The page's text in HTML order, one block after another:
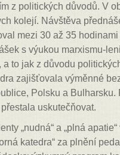
z politických důvodů. V
kolejí. Návštěva
mezi 30 až 35
s výukou marxismu-
to jak z důvodu
zajišťovala výměnné
Polsku a Bulharsku.
uskutečňovat.
„nudná“ a „plná
katedra“ za plnění